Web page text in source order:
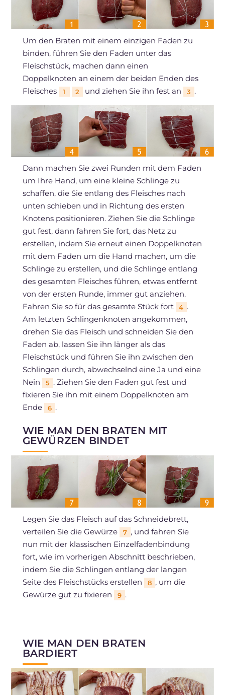
Um den Braten mit einem einzigen Faden zu
binden, führen Sie den Faden unter das
Fleischstück, machen dann einen
Doppelknoten an einem der beiden Enden des
Fleisches
1 2 und ziehen Sie ihn fest an 3 .
Dann machen Sie zwei Runden mit dem Faden
um Ihre Hand, um eine kleine Schlinge zu
schaffen, die Sie entlang des Fleisches nach
unten schieben und in Richtung des ersten
Knotens positionieren. Ziehen Sie die Schlinge
gut fest, dann fahren Sie fort, das Netz zu
erstellen, indem Sie erneut einen Doppelknoten
mit dem Faden um die Hand machen, um die
Schlinge zu erstellen, und die Schlinge entlang
des gesamten Fleisches führen, etwas entfernt
von der ersten Runde, immer gut anziehen.
Fahren Sie so für das gesamte Stück fort
4 .
Am letzten Schlingenknoten angekommen,
drehen Sie das Fleisch und schneiden Sie den
Faden ab, lassen Sie ihn länger als das
Fleischstück und führen Sie ihn zwischen den
Schlingen durch, abwechselnd eine Ja und eine
Nein
5 . Ziehen Sie den Faden gut fest und
fixieren Sie ihn mit einem Doppelknoten am
Ende
6 .
WIE MAN DEN BRATEN MIT
GEWÜRZEN BINDET
Legen Sie das Fleisch auf das Schneidebrett,
verteilen Sie die Gewürze
7 , und fahren Sie
nun mit der klassischen Einzelfadenbindung
fort, wie im vorherigen Abschnitt beschrieben,
indem Sie die Schlingen entlang der langen
Seite des Fleischstücks erstellen
8 , um die
Gewürze gut zu fixieren
9 .
WIE MAN DEN BRATEN
BARDIERT